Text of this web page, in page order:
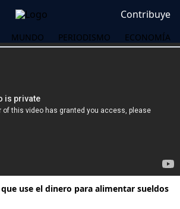
Contribuye
MUNDO PERIODISMO ECONOMÍA
use el dinero para alimentar sueldos